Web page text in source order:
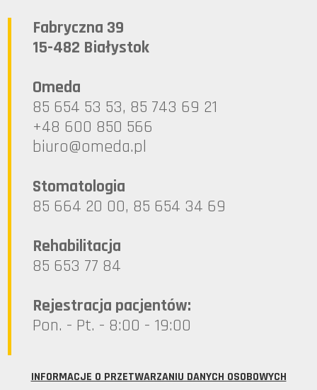
Fabryczna 39
15-482 Białystok
Omeda
85 654 53 53, 85 743 69 21
+48 600 850 566
lp.ademo@oruib
Stomatologia
85 664 20 00, 85 654 34 69
Rehabilitacja
85 653 77 84
Rejestracja pacjentów:
Pon. - Pt. - 8:00 - 19:00
INFORMACJE O PRZETWARZANIU DANYCH OSOBOWYCH